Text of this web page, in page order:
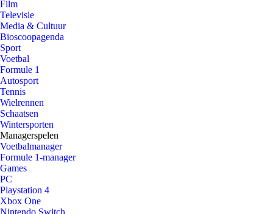
Film
Televisie
Media & Cultuur
Bioscoopagenda
Sport
Voetbal
Formule 1
Autosport
Tennis
Wielrennen
Schaatsen
Wintersporten
Managerspelen
Voetbalmanager
Formule 1-manager
Games
PC
Playstation 4
Xbox One
Nintendo Switch